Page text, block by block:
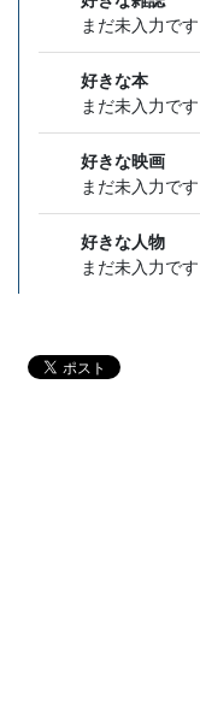
まだ未入力です
好きな本
まだ未入力です
好きな映画
まだ未入力です
好きな人物
まだ未入力です